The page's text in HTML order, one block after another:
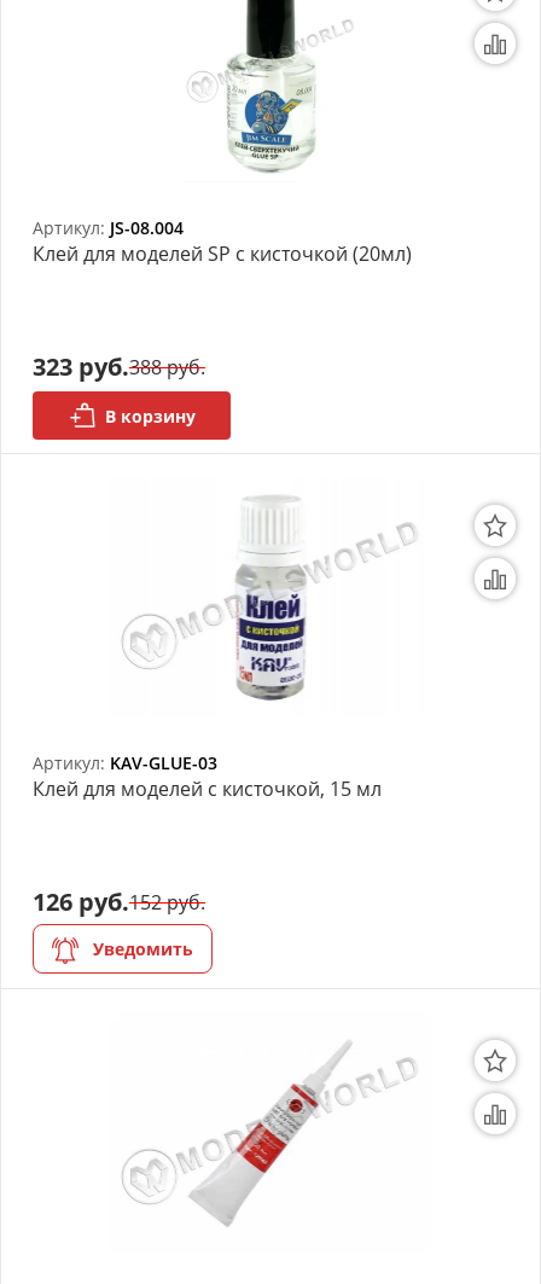
Артикул: JS-08.004
Клей для моделей SP с кисточкой (20мл)
323 руб.388 руб.
В корзину
Артикул: KAV-GLUE-03
Клей для моделей с кисточкой, 15 мл
126 руб.152 руб.
Уведомить